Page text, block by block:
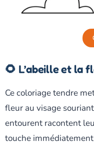
🌻 L’abeille et la
Ce coloriage tendre
fleur au visage
entourent racontent
touche